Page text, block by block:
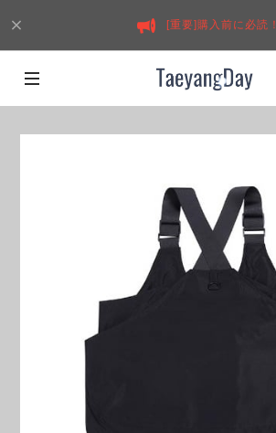
[重要]購入前に必読！